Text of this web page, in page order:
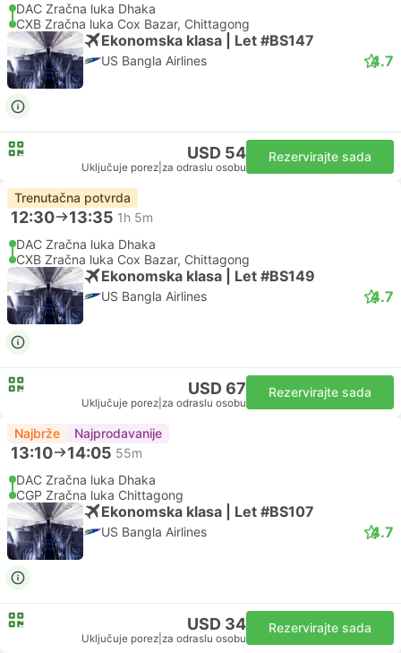
DAC Zračna luka Dhaka
CXB Zračna luka Cox Bazar, Chittagong
Ekonomska klasa | Let #BS147
US Bangla Airlines 4.7
USD 54
Uključuje porez za odraslu osobu
Rezervirajte sada
Trenutačna potvrda
12:30 13:35 1h 5m
DAC Zračna luka Dhaka
CXB Zračna luka Cox Bazar, Chittagong
Ekonomska klasa | Let #BS149
US Bangla Airlines 4.7
USD 67
Uključuje porez za odraslu osobu
Rezervirajte sada
Najbrže Najprodavanije
13:10 14:05 55m
DAC Zračna luka Dhaka
CGP Zračna luka Chittagong
Ekonomska klasa | Let #BS107
US Bangla Airlines 4.7
USD 34
Uključuje porez za odraslu osobu
Rezervirajte sada